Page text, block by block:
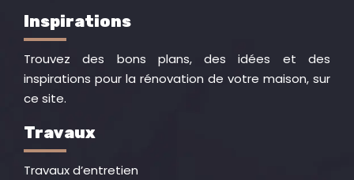
Inspirations
Trouvez des bons plans, des idées et des
inspirations pour la rénovation de votre maison, sur
ce site.
Travaux
Travaux d’entretien